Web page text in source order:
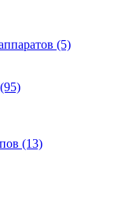
(5)
(95)
(13)